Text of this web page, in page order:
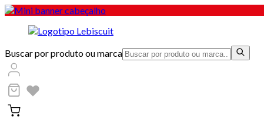
Buscar por produto ou marca